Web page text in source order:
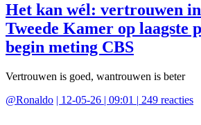
Het kan wél: vertrouwen
Tweede Kamer op laagste
begin meting CBS
Vertrouwen is goed, wantrouwen is beter
@Ronaldo | 12-05-26 | 09:01 | 249 reacties